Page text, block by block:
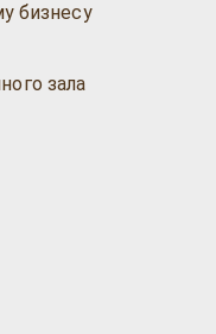
бизнесу
зала